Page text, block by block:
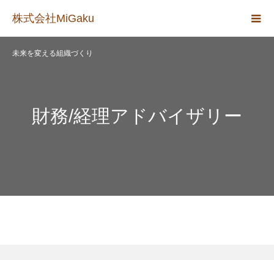
株式会社MiGaku
未来を変える組織づくり
財務/経理アドバイザリー